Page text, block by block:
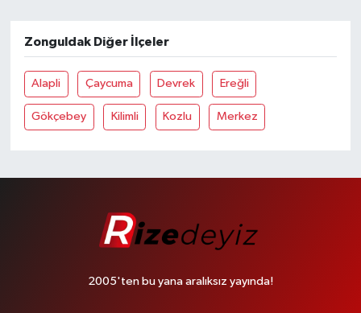
Zonguldak Diğer İlçeler
Alapli Çaycuma Devrek Ereğli
Gökçebey Kilimli Kozlu Merkez
2005'ten bu yana aralıksız yayında!